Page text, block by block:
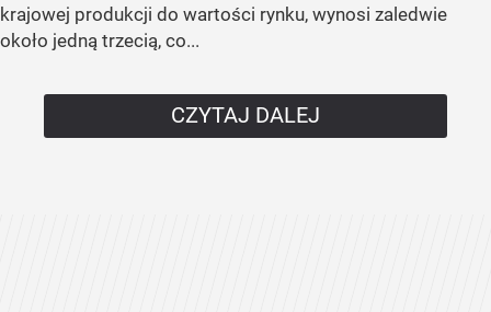
krajowej produkcji do wartości rynku, wynosi zaledwie
około jedną trzecią, co...
CZYTAJ DALEJ